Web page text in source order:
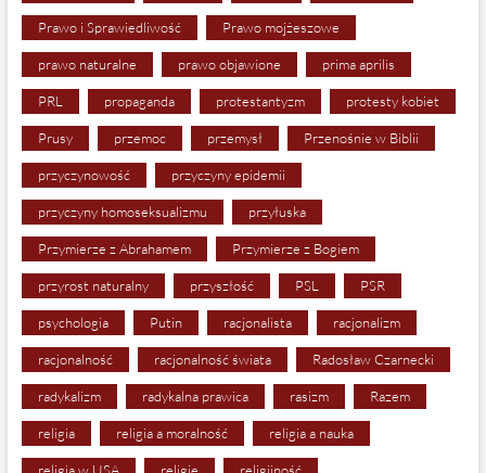
Prawo i Sprawiedliwość Prawo mojżeszowe
prawo naturalne prawo objawione prima aprilis
PRL propaganda protestantyzm protesty kobiet
Prusy przemoc przemysł Przenośnie w Biblii
przyczynowość przyczyny epidemii
przyczyny homoseksualizmu przyłuska
Przymierze z Abrahamem Przymierze z Bogiem
przyrost naturalny przyszłość PSL PSR
psychologia Putin racjonalista racjonalizm
racjonalność racjonalność świata Radosław Czarnecki
radykalizm radykalna prawica rasizm Razem
religia religia a moralność religia a nauka
religia w USA religie religijność